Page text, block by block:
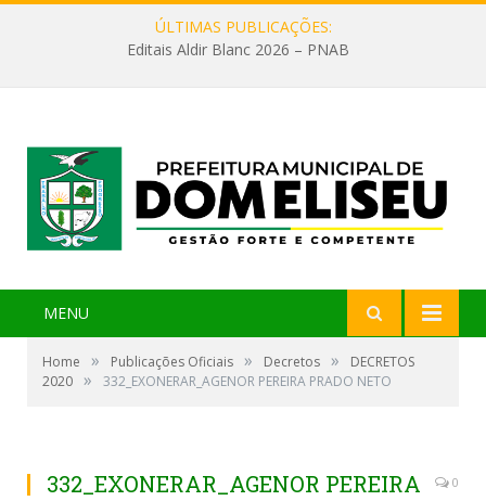
ÚLTIMAS PUBLICAÇÕES:
Editais Aldir Blanc 2026 – PNAB
MENU
Home » Publicações Oficiais » Decretos »
DECRETOS
2020 » 332_EXONERAR_AGENOR PEREIRA PRADO NETO
332_EXONERAR_AGENOR PEREIRA
0